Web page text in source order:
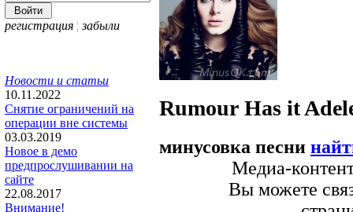
регистрация ¦ забыли
Новости и статьи
10.11.2022
Снятие ограничений на
операции вне системы
03.03.2019
Новое в демо
предпрослушивании на
сайте
22.08.2017
Внимание!
Rumour Has it
минусовка песни
Медиа-
Вы можете